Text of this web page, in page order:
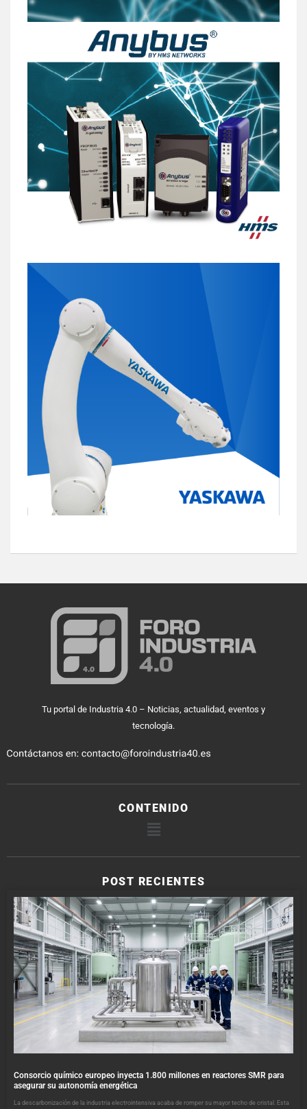
Tu portal de Industria 4.0 – Noticias, actualidad, eventos y
tecnología.
CONTENIDO
POST RECIENTES
Consorcio químico europeo inyecta 1.800 millones en reactores SMR para
asegurar su autonomía energética
La descarbonización de la industria electrointensiva acaba de romper su mayor techo de cristal. Esta